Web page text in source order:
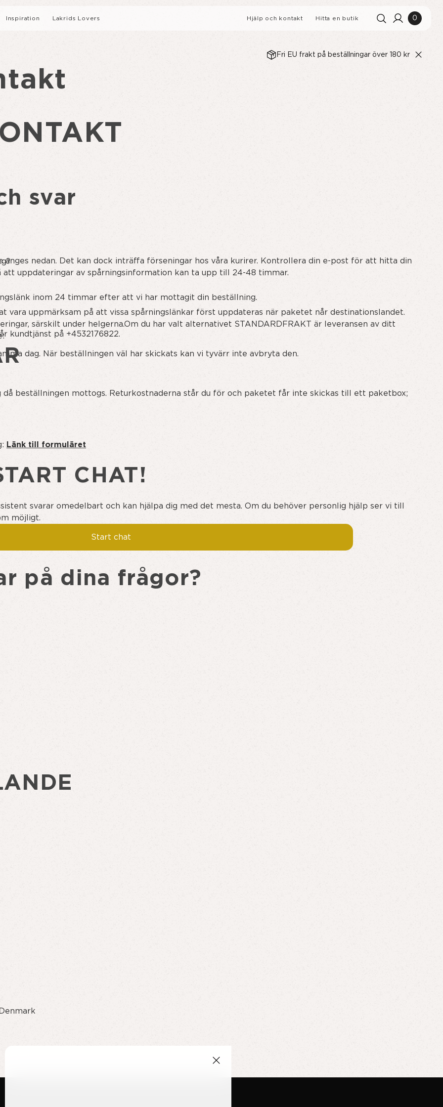
Inspiration
Recept
Lakrids Lovers Hjälp och kontakt Hitta en butik 0
Fri EU frakt på beställningar över 180 kr
svar
nedan. Det kan dock inträffa förseningar hos våra kurirer. Kontrollera din e-post för att hitta din
att uppdateringar av spårningsinformation kan ta upp till 24-48 timmar.
vara uppmärksam på att vissa spårningslänkar först uppdateras när paketet når destinationslandet.
särskilt under helgerna.Om du har valt alternativet STANDARDFRAKT är leveransen av ditt
för ditt paket efter att det har skickats från oss följande:
inom 24 timmar efter att vi har mottagit din beställning.
kundtjänst på +4532176822.
dag. När beställningen väl har skickats kan vi tyvärr inte avbryta den.
då beställningen mottogs. Returkostnaderna står du för och paketet får inte skickas till ett paketbox;
Länk till formuläret
CHAT!
svarar omedelbart och kan hjälpa dig med det mesta. Om du behöver personlig hjälp ser vi till
möjligt.
Start chat
på dina frågor?